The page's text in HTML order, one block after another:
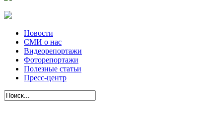
Новости
СМИ о нас
Видеорепортажи
Фоторепортажи
Полезные статьи
Пресс-центр